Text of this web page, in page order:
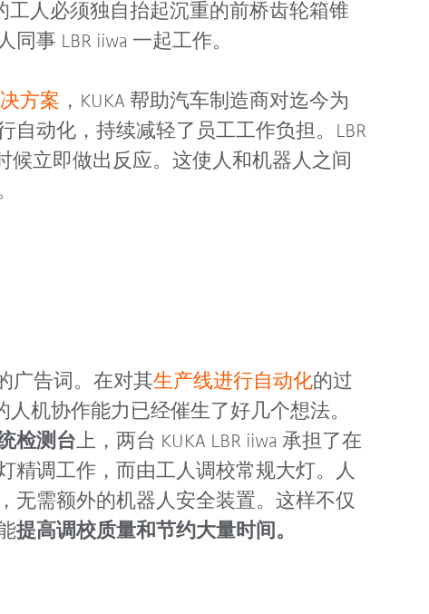
工人必须独自抬起沉重的前桥齿轮箱锥
事 LBR iiwa 一起工作。
方案 ，KUKA 帮助汽车制造商对迄今为
自动化，持续减轻了员工工作负担。LBR
候立即做出反应。这使人和机器人之间
广告词。在对其生产线进行自动化的过
人机协作能力已经催生了好几个想法。
检测台上，两台 KUKA LBR iiwa 承担了在
精调工作，而由工人调校常规大灯。人
无需额外的机器人安全装置。这样不仅
提高调校质量和节约大量时间。